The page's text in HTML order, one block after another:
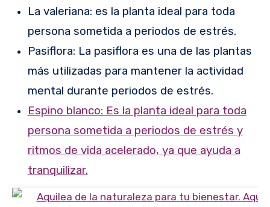
La valeriana: es la planta ideal para toda
persona sometida a periodos de estrés.
Pasiflora: La pasiflora es una de las plantas
más utilizadas para mantener la actividad
mental durante periodos de estrés.
Espino blanco: Es la planta ideal para toda
persona sometida a periodos de estrés y
ritmos de vida acelerado, ya que ayuda a
tranquilizar.